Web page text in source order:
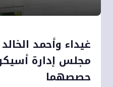
غيداء وأحمد
مجلس إدارة
حصصهما